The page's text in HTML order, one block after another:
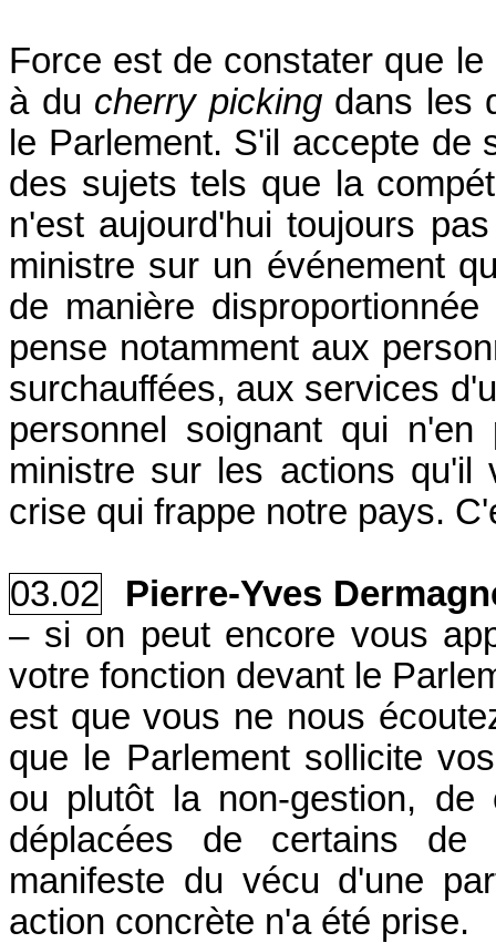
Force est de constater que
à du cherry pickingdans les
le Parlement. S'il accepte
des sujets tels que la
n'est aujourd'hui toujours
ministre sur un événement
de manière
pense notamment aux
surchauffées, aux services
personnel soignant qui
ministre sur les actions qu'il
crise qui frappe notre pays.
03.02
Pierre-Yves
– si on peut encore vous
votre fonction devant le
est que vous ne nous
que le Parlement sollicite
ou plutôt la non-gestion, de
déplacées de certains de
manifeste du vécu d'une
action concrète n'a été prise.